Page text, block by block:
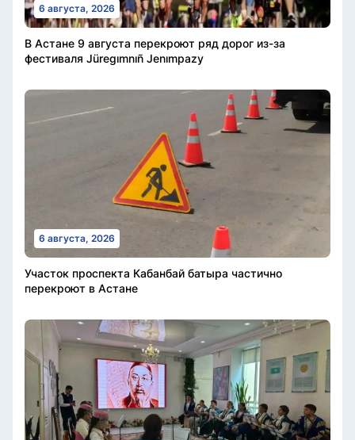
6 августа, 2026
В Астане 9 августа перекроют ряд дорог из-за
фестиваля Jüregımnıñ Jenımpazy
6 августа, 2026
Участок проспекта Кабанбай батыра частично
перекроют в Астане